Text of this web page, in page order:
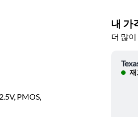
PMOS,
내 가
더 많
재